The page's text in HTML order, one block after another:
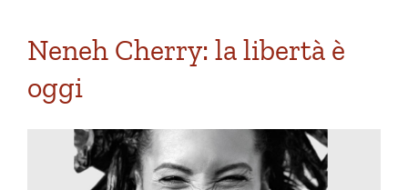
quattro
Neneh Cherry: la libertà è
oggi